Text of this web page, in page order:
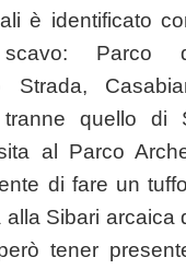
è identificato
Parco
Strada,
quello di
al Parco
di fare un
Sibari arcaica
tener